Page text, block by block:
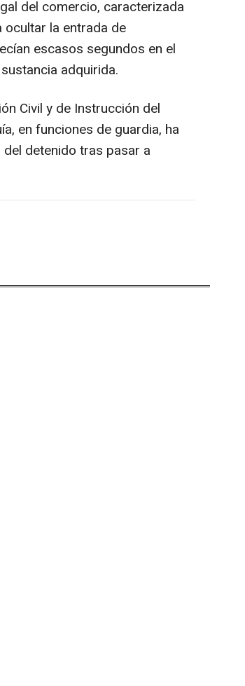
del comercio, caracterizada
la entrada de
escasos segundos en el
adquirida.
Civil y de Instrucción del
en funciones de guardia, ha
detenido tras pasar a